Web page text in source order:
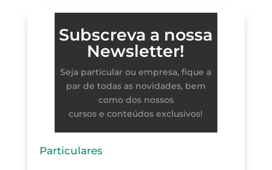
Subscreva a nossa
Newsletter!
Seja particular ou empresa, fique a
par de todas as novidades, bem
como dos nossos
cursos e conteúdos exclusivos!
Particulares